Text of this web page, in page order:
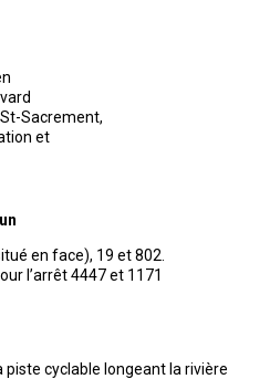
Sacrement,
et
en face), 19 et 802.
l’arrêt 4447 et 1171
cyclable longeant la rivière